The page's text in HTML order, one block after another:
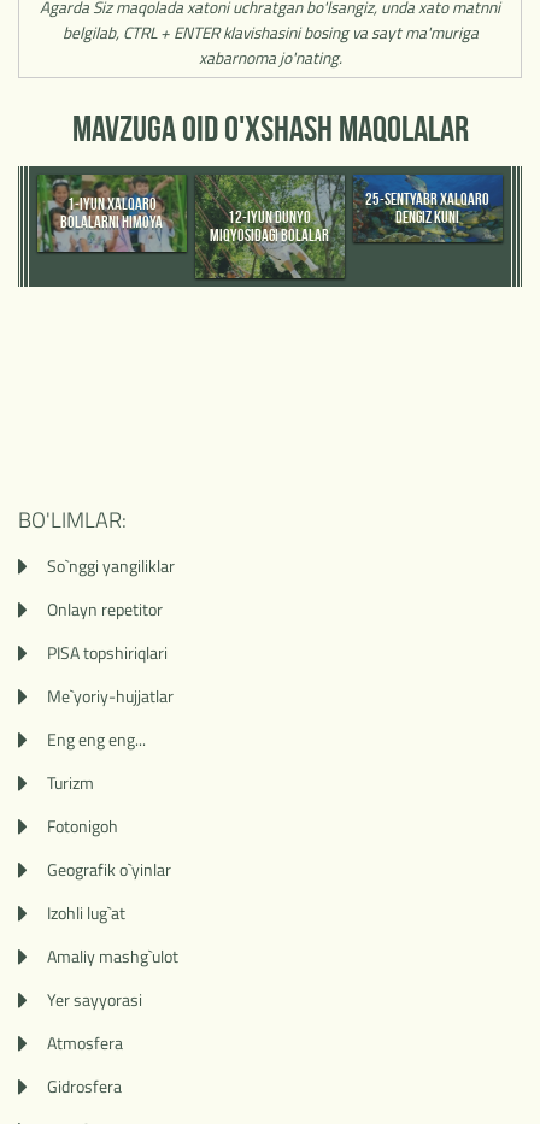
Agarda Siz maqolada xatoni uchratgan bo'lsangiz, unda xato matnni
belgilab, CTRL + ENTER klavishasini bosing va sayt ma'muriga
xabarnoma jo'nating.
MAVZUGA OID O'XSHASH MAQOLALAR
1-IYUN XALQARO
BOLALARNI HIMOYA
QILISH VA XALQARO OTA-
ONALAR KUNI.
12-IYUN DUNYO
MIQYOSIDAGI BOLALAR
MEHNATIGA QARSHI
KURASH KUNI
25-SENTYABR XALQARO
DENGIZ KUNI
BO'LIMLAR:
So`nggi yangiliklar
Onlayn repetitor
PISA topshiriqlari
Me`yoriy-hujjatlar
Eng eng eng...
Turizm
Fotonigoh
Geografik o`yinlar
Izohli lug`at
Amaliy mashg`ulot
Yer sayyorasi
Atmosfera
Gidrosfera